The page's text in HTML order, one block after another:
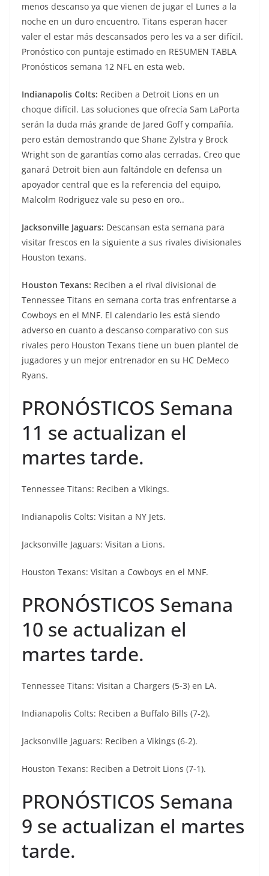
menos descanso ya que vienen de jugar el Lunes a la
noche en un duro encuentro. Titans esperan hacer
valer el estar más descansados pero les va a ser difícil.
Pronóstico con puntaje estimado en RESUMEN TABLA
Pronósticos semana 12 NFL en esta web.
Indianapolis Colts: Reciben a Detroit Lions en un
choque difícil. Las soluciones que ofrecía Sam LaPorta
serán la duda más grande de Jared Goff y compañía,
pero están demostrando que Shane Zylstra y Brock
Wright son de garantías como alas cerradas. Creo que
ganará Detroit bien aun faltándole en defensa un
apoyador central que es la referencia del equipo,
Malcolm Rodriguez vale su peso en oro..
Jacksonville Jaguars: Descansan esta semana para
visitar frescos en la siguiente a sus rivales divisionales
Houston texans.
Houston Texans: Reciben a el rival divisional de
Tennessee Titans en semana corta tras enfrentarse a
Cowboys en el MNF. El calendario les está siendo
adverso en cuanto a descanso comparativo con sus
rivales pero Houston Texans tiene un buen plantel de
jugadores y un mejor entrenador en su HC DeMeco
Ryans.
PRONÓSTICOS Semana
11 se actualizan el
martes tarde.
Tennessee Titans: Reciben a Vikings.
Indianapolis Colts: Visitan a NY Jets.
Jacksonville Jaguars: Visitan a Lions.
Houston Texans: Visitan a Cowboys en el MNF.
PRONÓSTICOS Semana
10 se actualizan el
martes tarde.
Tennessee Titans: Visitan a Chargers (5-3) en LA.
Indianapolis Colts: Reciben a Buffalo Bills (7-2).
Jacksonville Jaguars: Reciben a Vikings (6-2).
Houston Texans: Reciben a Detroit Lions (7-1).
PRONÓSTICOS Semana
9 se actualizan el martes
tarde.